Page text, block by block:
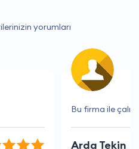
yorumları